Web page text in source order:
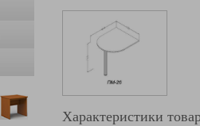
Характеристики